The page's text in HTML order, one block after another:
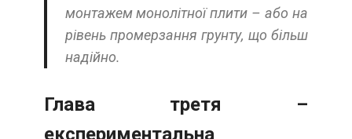
монтажем монолітної плити – або на
рівень промерзання грунту, що більш
надійно.
Глава третя –
експериментальна